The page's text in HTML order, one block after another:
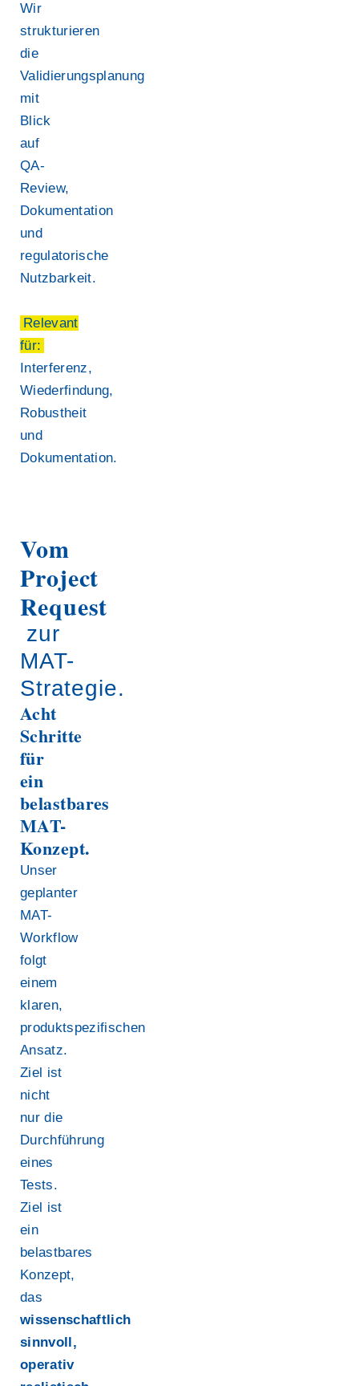
Wir
strukturieren
die
Validierungsplanung
mit
Blick
auf
QA-
Review,
Dokumentation
und
regulatorische
Nutzbarkeit.
Relevant
für:
Interferenz,
Wiederfindung,
Robustheit
und
Dokumentation.
Vom
Project
Request
zur
MAT-
Strategie.
Acht
Schritte
für
ein
belastbares
MAT-
Konzept.
Unser
geplanter
MAT-
Workflow
folgt
einem
klaren,
produktspezifischen
Ansatz.
Ziel ist
nicht
nur die
Durchführung
eines
Tests.
Ziel ist
ein
belastbares
Konzept,
das
wissenschaftlich
sinnvoll,
operativ